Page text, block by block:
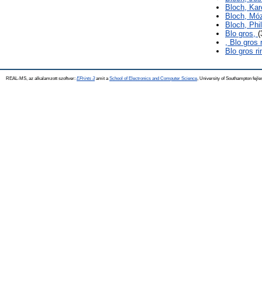
Bloch,
Bloch,
Bloch,
Blo gros,
, Blo gros
Blo gros
REAL-MS, az alkalamzott szoftver: EPrints 3amit a School of Electronics and Computer Science , University of Southampton